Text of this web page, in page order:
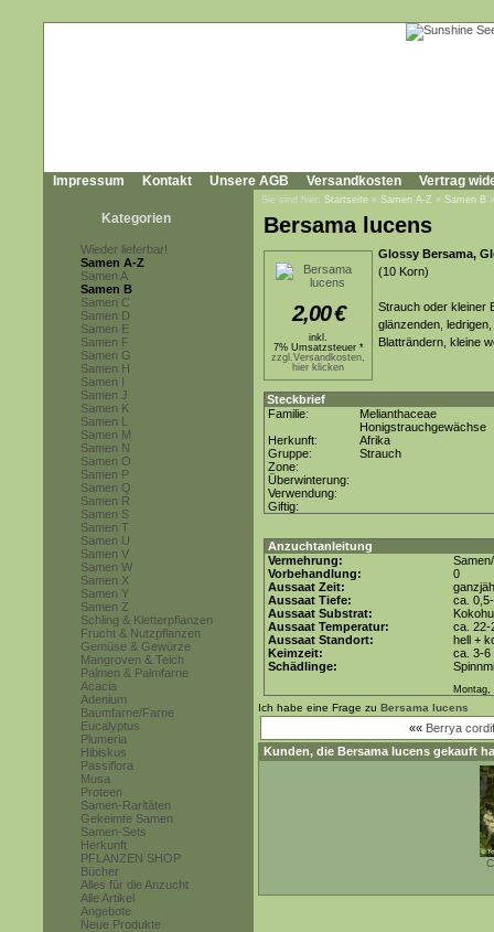
Impressum Kontakt Unsere AGB Versandkosten Vertrag
Kategorien
Wieder lieferbar!
Samen A-Z
Samen A
Samen B
Samen C
Samen D
Samen E
Samen F
Samen G
Samen H
Samen I
Samen J
Samen K
Samen L
Samen M
Samen N
Samen O
Samen P
Samen Q
Samen R
Samen S
Samen T
Samen U
Samen V
Samen W
Samen X
Samen Y
Samen Z
Schling & Kletterpflanzen
Frucht & Nutzpflanzen
Gemüse & Gewürze
Mangroven & Teich
Palmen & Palmfarne
Acacia
Adenium
Baumfarne/Farne
Eucalyptus
Plumeria
Hibiskus
Passiflora
Musa
Proteen
Samen-Raritäten
Gekeimte Samen
Samen-Sets
Herkunft
PFLANZEN SHOP
Bücher
Alles für die Anzucht
Alle Artikel
Angebote
Neue Produkte
Sie sind hier: Startseite » Samen A-Z » Samen B
Bersama lucens
2,00€
inkl.
7% Umsatzsteuer *
zzgl.Versandkosten,
hier klicken
Glossy Bersama,
(10 Korn)
Strauch oder kleiner
glänzenden,
Blatträndern, kleine
Steckbrief
Familie:
Melianthaceae
Honigstrauchgewächse
Herkunft:
Afrika
Gruppe:
Strauch
Zone:
Überwinterung:
Verwendung:
Giftig:
Anzuchtanleitung
Vermehrung:
Vorbehandlung:
0
Aussaat Zeit:
Aussaat Tiefe:
ca.
Aussaat Substrat:
Aussaat Temperatur:
ca. 22-
Aussaat Standort:
hell +
Keimzeit:
ca. 3-6
Schädlinge:
Montag,
Ich habe eine Frage zu Bersama lucens
«« Berrya
Kunden, die Bersama lucens gekauft